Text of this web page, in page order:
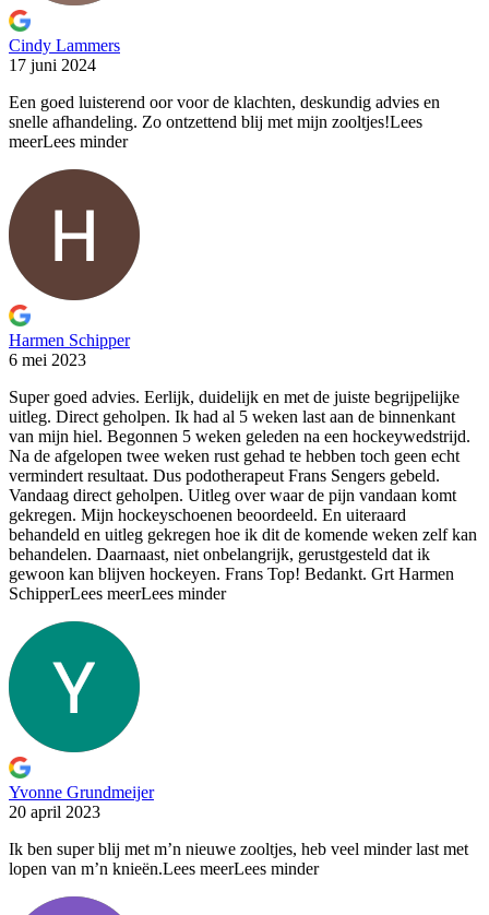
Cindy Lammers
17 juni 2024
Een goed luisterend oor voor de klachten, deskundig advies en
snelle afhandeling. Zo ontzettend blij met mijn zooltjes!Lees
meerLees minder
Harmen Schipper
6 mei 2023
Super goed advies. Eerlijk, duidelijk en met de juiste begrijpelijke
uitleg. Direct geholpen. Ik had al 5 weken last aan de binnenkant
van mijn hiel. Begonnen 5 weken geleden na een hockeywedstrijd.
Na de afgelopen twee weken rust gehad te hebben toch geen echt
vermindert resultaat. Dus podotherapeut Frans Sengers gebeld.
Vandaag direct geholpen. Uitleg over waar de pijn vandaan komt
gekregen. Mijn hockeyschoenen beoordeeld. En uiteraard
behandeld en uitleg gekregen hoe ik dit de komende weken zelf kan
behandelen. Daarnaast, niet onbelangrijk, gerustgesteld dat ik
gewoon kan blijven hockeyen. Frans Top! Bedankt. Grt Harmen
SchipperLees meerLees minder
Yvonne Grundmeijer
20 april 2023
Ik ben super blij met m’n nieuwe zooltjes, heb veel minder last met
lopen van m’n knieën.Lees meerLees minder